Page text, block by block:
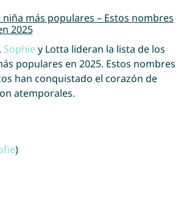
más populares – Estos nombres
2025
, Sophie y Lotta lideran la lista de los
populares en 2025. Estos nombres
han conquistado el corazón de
atemporales.
)